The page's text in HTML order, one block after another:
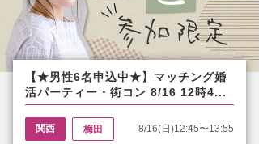
【★男性6名申込中★】マッチング婚
活パーティー・街コン 8/16 12時4...
関西 梅田 8/16(日)12:45〜13:55